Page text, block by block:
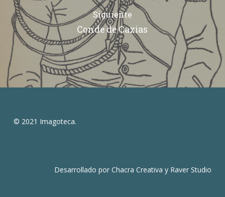
Siguiente
Conde de Caxias
© 2021 Imagoteca.
Desarrollado porChacra Creativa y Raver Studio